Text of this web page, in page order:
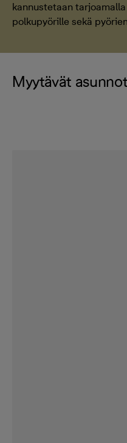
kannustetaan
polkupyörille sekä
Myytävät